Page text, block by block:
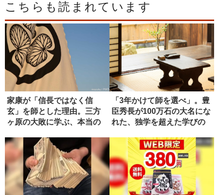
こちらも読まれています
家康が「信長ではなく信
玄」を師とした理由。三方
ヶ原の大敗に学ぶ、本当の
「3年かけて師を選べ」。豊
臣秀長が100万石の大名にな
れた、独学を超えた学びの